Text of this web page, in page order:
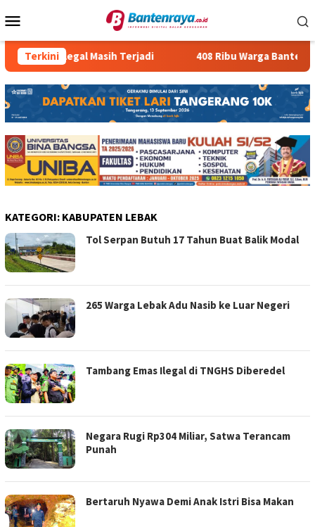
ke
Mobile
Terkini
PMI Ilegal Masih Terjadi 408 Ribu Warga Banten
KATEGORI: KABUPATEN LEBAK
Tol Serpan Butuh 17 Tahun Buat Balik Modal
265 Warga Lebak Adu Nasib ke Luar Negeri
Tambang Emas Ilegal di TNGHS Diberedel
Negara Rugi Rp304 Miliar, Satwa Terancam
Punah
Bertaruh Nyawa Demi Anak Istri Bisa Makan